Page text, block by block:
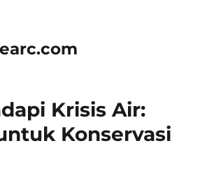
Krisis Air:
Konservasi